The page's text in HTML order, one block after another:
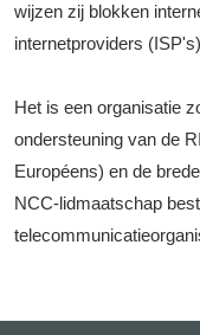
wijzen zij blokken
internetproviders
Het is een organisatie
ondersteuning van de
Européens) en de
NCC-lidmaatschap